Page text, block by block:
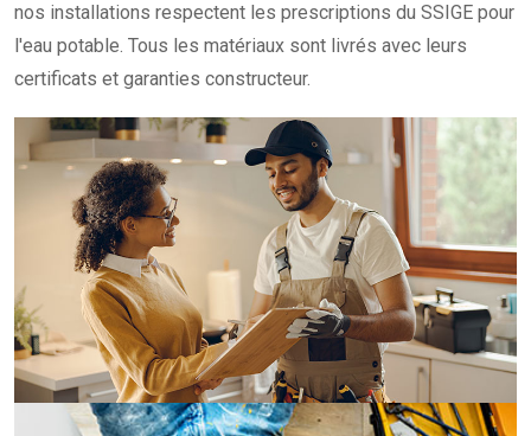
nos installations respectent les prescriptions du SSIGE pour
l'eau potable. Tous les matériaux sont livrés avec leurs
certificats et garanties constructeur.